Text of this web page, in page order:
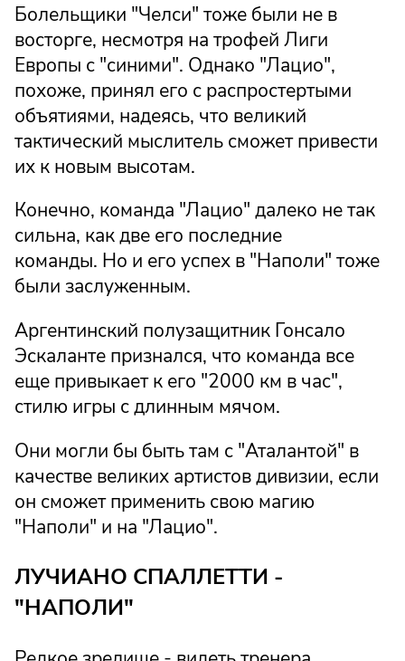
Болельщики "Челси" тоже были не в
восторге, несмотря на трофей Лиги
Европы с "синими". Однако "Лацио",
похоже, принял его с распростертыми
объятиями, надеясь, что великий
тактический мыслитель сможет привести
их к новым высотам.
Конечно, команда "Лацио" далеко не так
сильна, как две его последние
команды. Но и его успех в "Наполи" тоже
были заслуженным.
Аргентинский полузащитник Гонсало
Эскаланте признался, что команда все
еще привыкает к его "2000 км в час",
стилю игры с длинным мячом.
Они могли бы быть там с "Аталантой" в
качестве великих артистов дивизии, если
он сможет применить свою магию
"Наполи" и на "Лацио".
ЛУЧИАНО СПАЛЛЕТТИ -
"НАПОЛИ"